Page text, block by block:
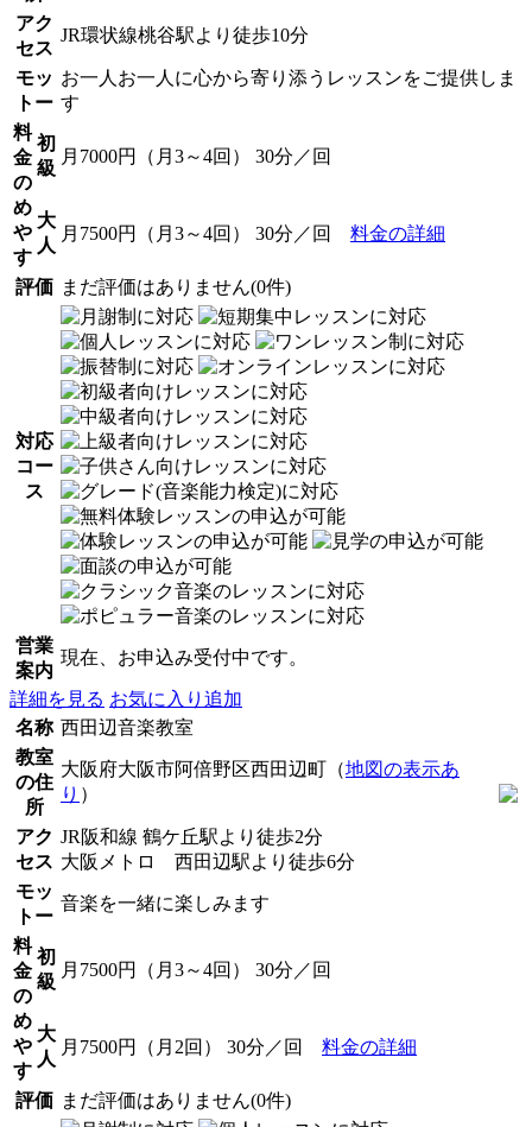
アク
セス
JR環状線桃谷駅より徒歩10分
モッ
トー
お一人お一人に心から寄り添うレッスンをご提供しま
す
料
金
の
め
や
す
初
級
月7000円（月3～4回） 30分／回
大
人
月7500円（月3～4回） 30分／回 料金の詳細
評価 まだ評価はありません(0件)
対応
コー
ス
営業
案内
現在、お申込み受付中です。
詳細を見る お気に入り追加
名称 西田辺音楽教室
教室
の住
所
大阪府大阪市阿倍野区西田辺町（地図の表示あ
り ）
アク
セス
JR阪和線 鶴ケ丘駅より徒歩2分
大阪メトロ 西田辺駅より徒歩6分
モッ
トー
音楽を一緒に楽しみます
料
金
の
め
や
す
初
級
月7500円（月3～4回） 30分／回
大
人
月7500円（月2回） 30分／回 料金の詳細
評価 まだ評価はありません(0件)